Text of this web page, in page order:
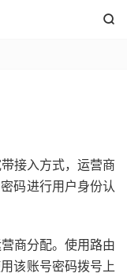

接入方式，运营商
码进行用户身份认
商分配。使用路由
该账号密码拨号上